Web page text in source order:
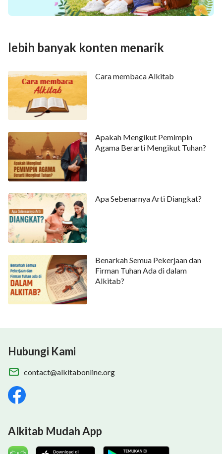
lebih banyak konten menarik
Cara membaca Alkitab
Apakah Mengikut Pemimpin
Agama Berarti Mengikut Tuhan?
Apa Sebenarnya Arti Diangkat?
Benarkah Semua Pekerjaan dan
Firman Tuhan Ada di dalam
Alkitab?
Hubungi Kami
contact@alkitabonline.org
Alkitab Mudah App